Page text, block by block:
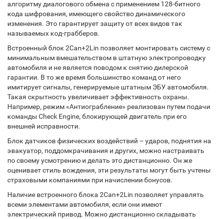
алгоритму диалогового обмена с применением 128-битного
кода шифрования, имеющего свойство динамического
изменения. Это гарантирует защиту от всех видов так
называемых код-грабберов.
Встроенный блок 2Can+2Lin позволяет монтировать систему с
минимальным вмешательством в штатную электропроводку
автомобиля и не является поводом к снятию дилерской
гарантии. В то же время большинство команд от него
имитирует сигналы, генерируемые штатным ЭБУ автомобиля.
Такая скрытность увеличивает эффективность охраны.
Например, режим «Антиограбление» реализован путем подачи
команды Check Engine, блокирующей двигатель при его
внешней исправности.
Блок датчиков физических воздействий – ударов, поднятия на
эвакуатор, поддомкрачивания и других, можно настраивать
по своему усмотрению и делать это дистанционно. Он же
оценивает стиль вождения, эти результаты могут быть учтены
страховыми компаниями при начислении бонусов.
Наличие встроенного блока 2Can+2Lin позволяет управлять
всеми элементами автомобиля, если они имеют
электрический привод. Можно дистанционно складывать